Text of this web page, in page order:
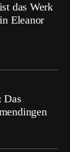
das Werk
Eleanor
Das